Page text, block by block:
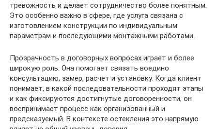
тревожность и делает сотрудничество более понятным.
Это особенно важно в сфере, где услуга связана с
изготовлением конструкции по индивидуальным
параметрам и последующими монтажными работами.
Прозрачность в договорных вопросах играет и более
широкую роль. Она помогает связать воедино
консультацию, замер, расчет и установку. Когда клиент
понимает, в какой последовательности проходят этапы
и как фиксируются достигнутые договоренности, он
воспринимает процесс как организованный и
предсказуемый. В контексте остекления это напрямую